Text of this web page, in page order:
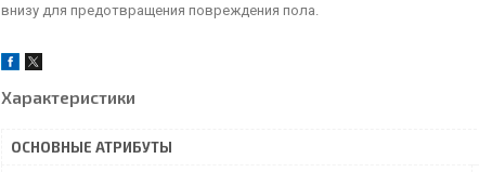
внизу для предотвращения повреждения пола.
Характеристики
ОСНОВНЫЕ АТРИБУТЫ